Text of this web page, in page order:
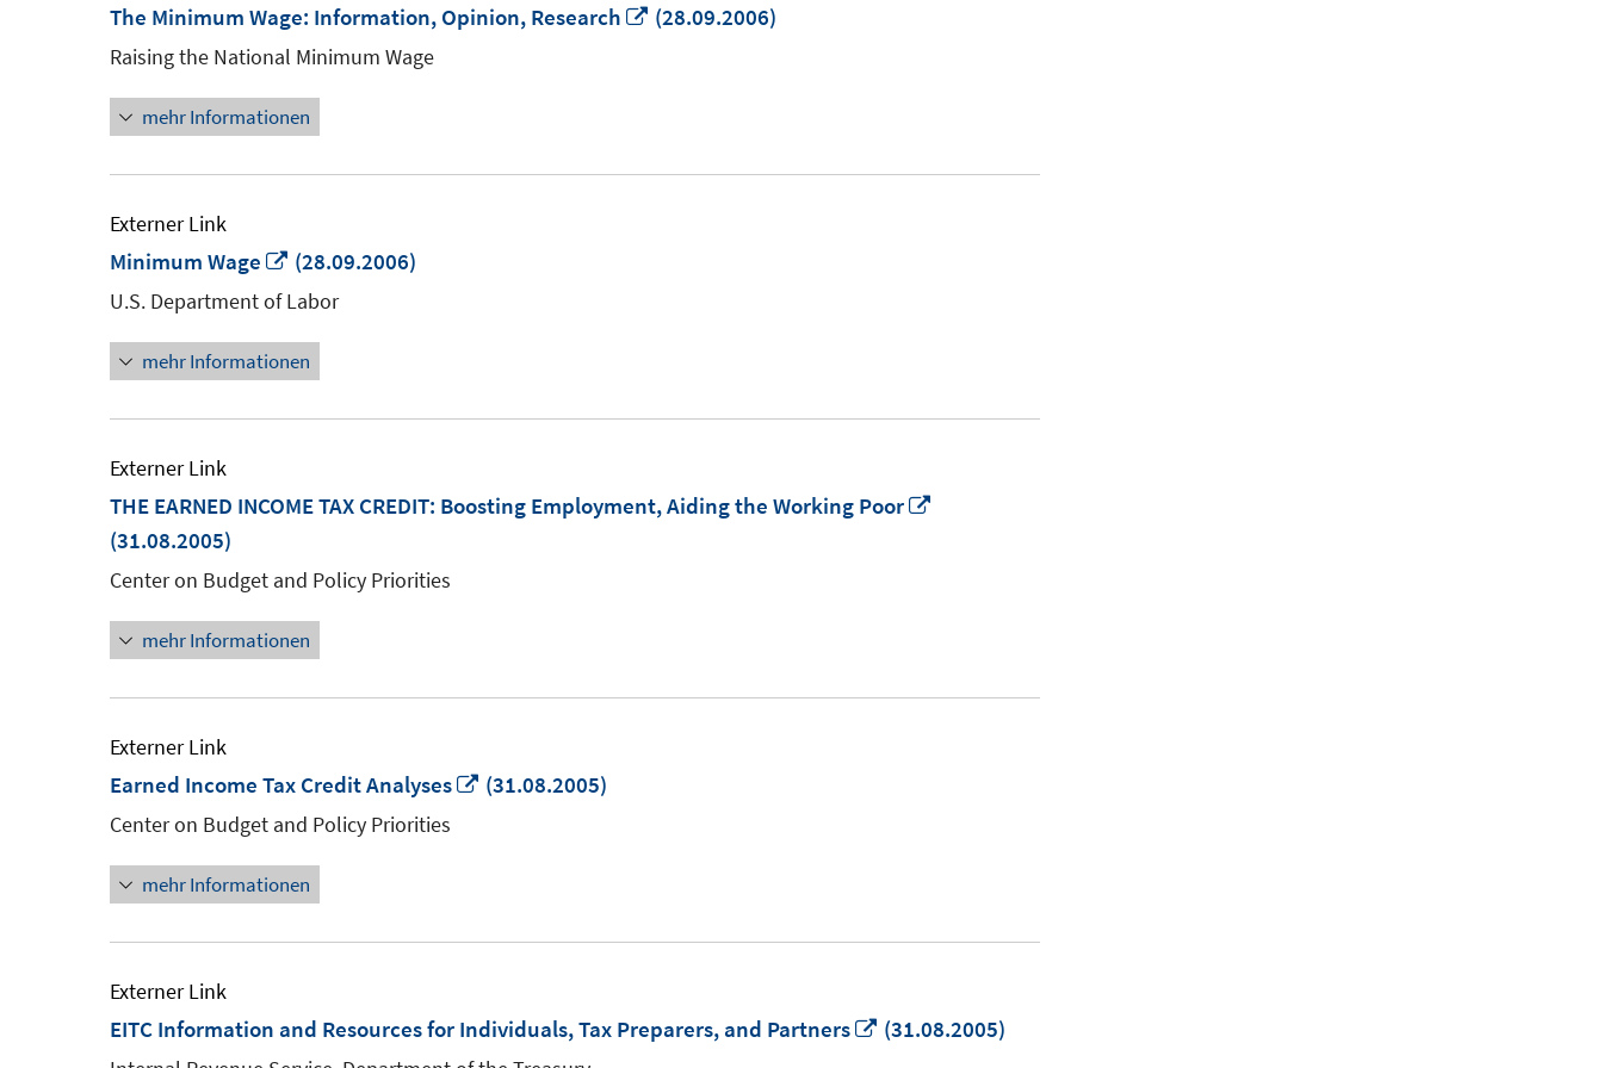
The Minimum Wage: Information, Opinion, Research
In
(28.09.2006)
Raising the National Minimum Wage
mehr Informationen
Externer Link
Minimum Wage
In
neuem
öffnen
(28.09.2006)
U.S. Department of Labor
mehr Informationen
Externer Link
THE EARNED INCOME TAX CREDIT: Boosting Employment, Aiding the Working Poor
(31.08.2005)
Center on Budget and Policy Priorities
mehr Informationen
Externer Link
Earned Income Tax Credit Analyses
In
(31.08.2005)
Center on Budget and Policy Priorities
mehr Informationen
Externer Link
EITC Information and Resources for Individuals, Tax Preparers, and Partners
In
(31.08.2005)